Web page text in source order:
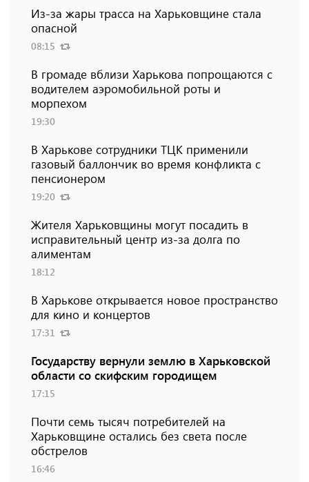
Из-за жары трасса на Харьковщине стала
опасной
08:15
В громаде вблизи Харькова попрощаются с
водителем аэромобильной роты и
морпехом
19:30
В Харькове сотрудники ТЦК применили
газовый баллончик во время конфликта с
пенсионером
19:20
Жителя Харьковщины могут посадить в
исправительный центр из-за долга по
алиментам
18:12
В Харькове открывается новое пространство
для кино и концертов
17:31
Государству вернули землю в Харьковской
области со скифским городищем
17:15
Почти семь тысяч потребителей на
Харьковщине остались без света после
обстрелов
16:46